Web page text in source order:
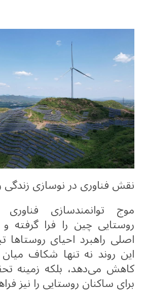
نقش فناوری در نوسازی زندگی
موج توانمندسازی
روستایی چین را فرا گرفته
اصلی راهبرد احیای
این روند نه ‌تنها شکاف
کاهش می‌دهد، بلکه زمینه
برای ساکنان روستایی را نیز